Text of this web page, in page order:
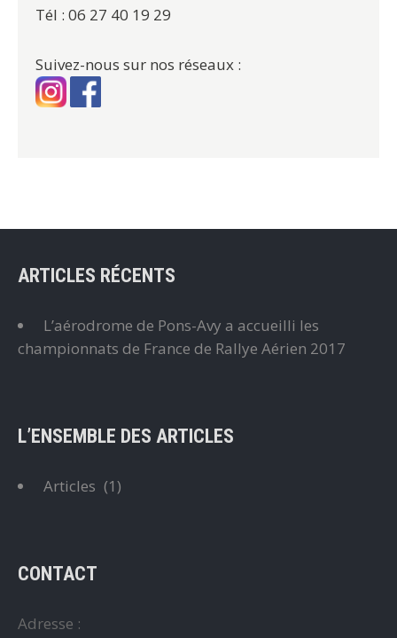
Tél : 06 27 40 19 29
Suivez-nous sur nos réseaux :
ARTICLES RÉCENTS
L’aérodrome de Pons-Avy a accueilli les
championnats de France de Rallye Aérien 2017
L’ENSEMBLE DES ARTICLES
Articles (1)
CONTACT
Adresse :